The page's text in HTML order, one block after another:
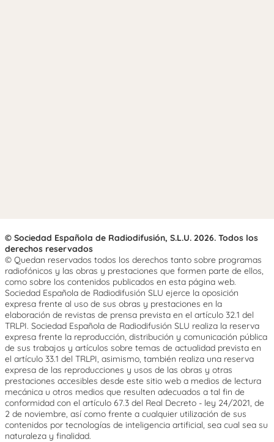
© Sociedad Española de Radiodifusión, S.L.U. 2026. Todos los
derechos reservados
© Quedan reservados todos los derechos tanto sobre programas
radiofónicos y las obras y prestaciones que formen parte de ellos,
como sobre los contenidos publicados en esta página web.
Sociedad Española de Radiodifusión SLU ejerce la oposición
expresa frente al uso de sus obras y prestaciones en la
elaboración de revistas de prensa prevista en el artículo 32.1 del
TRLPI. Sociedad Española de Radiodifusión SLU realiza la reserva
expresa frente la reproducción, distribución y comunicación pública
de sus trabajos y artículos sobre temas de actualidad prevista en
el artículo 33.1 del TRLPI, asimismo, también realiza una reserva
expresa de las reproducciones y usos de las obras y otras
prestaciones accesibles desde este sitio web a medios de lectura
mecánica u otros medios que resulten adecuados a tal fin de
conformidad con el artículo 67.3 del Real Decreto - ley 24/2021, de
2 de noviembre, así como frente a cualquier utilización de sus
contenidos por tecnologías de inteligencia artificial, sea cual sea su
naturaleza y finalidad.